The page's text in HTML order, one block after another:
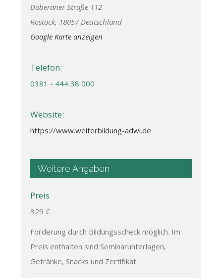
Doberaner Straße 112
Rostock, 18057 Deutschland
Google Karte anzeigen
Telefon:
0381 - 444 38 000
Website:
https://www.weiterbildung-adwi.de
Weitere Angaben
Preis
329 €
Förderung durch Bildungsscheck möglich. Im
Preis enthalten sind Seminarunterlagen,
Getränke, Snacks und Zertifikat.